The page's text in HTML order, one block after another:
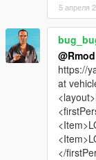
Reworked
Added 3D
Added 3D
Fixed
Added 4
© Slightly Mad
5 апреля
https://
at
</